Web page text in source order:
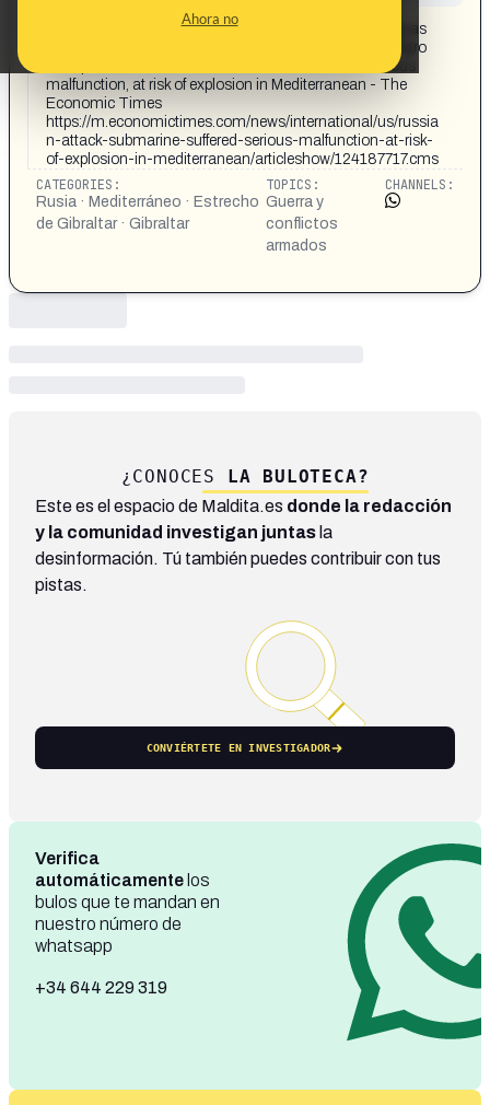
Ahora no
Un submarino de guerra ruso sufre desperfectos en aguas
del Mar Mediterráneo, cerca de Gibraltar, y presenta peligro
de explosión. Russian attack submarine suffered serious
malfunction, at risk of explosion in Mediterranean - The
Economic Times
https://m.economictimes.com/news/international/us/russia
n-attack-submarine-suffered-serious-malfunction-at-risk-
of-explosion-in-mediterranean/articleshow/124187717.cms
CATEGORIES:
Rusia · Mediterráneo · Estrecho
de Gibraltar · Gibraltar
TOPICS:
Guerra y
conflictos
armados
CHANNELS:
¿CONOCES LA BULOTECA?
Este es el espacio de Maldita.es donde la redacción
y la comunidad investigan juntas la
desinformación. Tú también puedes contribuir con tus
pistas.
CONVIÉRTETE EN INVESTIGADOR
Verifica
automáticamente los
bulos que te mandan en
nuestro número de
whatsapp
+34 644 229 319